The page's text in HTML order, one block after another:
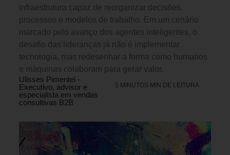
infraestrutura capaz de reorganizar decisões,
processos e modelos de trabalho. Em um cenário
marcado pelo avanço dos agentes inteligentes, o
desafio das lideranças já não é implementar
tecnologia, mas redesenhar a forma como humanos
e máquinas colaboram para gerar valor.
Ulisses Pimentel -
Executivo, advisor e
especialista em vendas
consultivas B2B
5 MINUTOS MIN DE LEITURA